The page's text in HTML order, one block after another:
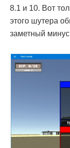
8.1 и 10. Вот
этого шутера
заметный